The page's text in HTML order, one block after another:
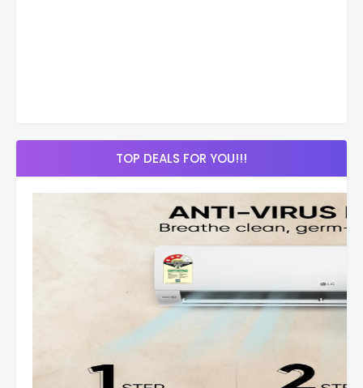
TOP DEALS FOR YOU!!!